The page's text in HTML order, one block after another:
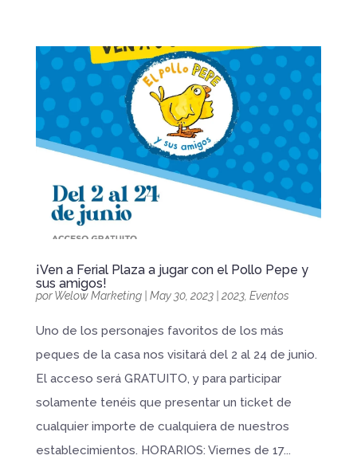
¡Ven a Ferial Plaza a jugar con el Pollo Pepe y
sus amigos!
porWelow Marketing| May 30, 2023| 2023, Eventos
Uno de los personajes favoritos de los más
peques de la casa nos visitará del 2 al 24 de junio.
El acceso será GRATUITO, y para participar
solamente tenéis que presentar un ticket de
cualquier importe de cualquiera de nuestros
establecimientos. HORARIOS: Viernes de 17...